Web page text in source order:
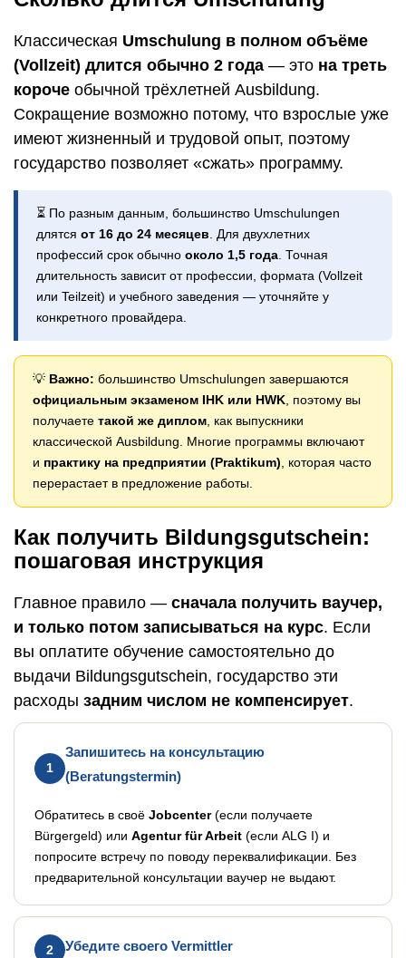
Классическая Umschulung в полном объёме
(Vollzeit) длится обычно 2 года — это на треть
короче обычной трёхлетней Ausbildung.
Сокращение возможно потому, что взрослые уже
имеют жизненный и трудовой опыт, поэтому
государство позволяет «сжать» программу.
⏳ По разным данным, большинство Umschulungen
длятся от 16 до 24 месяцев . Для двухлетних
профессий срок обычно около 1,5 года . Точная
длительность зависит от профессии, формата (Vollzeit
или Teilzeit) и учебного заведения — уточняйте у
конкретного провайдера.
💡 Важно: большинство Umschulungen завершаются
официальным экзаменом IHK или HWK , поэтому вы
получаете такой же диплом , как выпускники
классической Ausbildung. Многие программы включают
и практику на предприятии (Praktikum) , которая часто
перерастает в предложение работы.
Как получить Bildungsgutschein:
пошаговая инструкция
Главное правило — сначала получить ваучер,
и только потом записываться на курс. Если
вы оплатите обучение самостоятельно до
выдачи Bildungsgutschein, государство эти
расходы задним числом не компенсирует.
1
Запишитесь на консультацию
(Beratungstermin)
Обратитесь в своё Jobcenter(если получаете
Bürgergeld) или Agentur für Arbeit (если ALG I) и
попросите встречу по поводу переквалификации. Без
предварительной консультации ваучер не выдают.
2 Убедите своего Vermittler